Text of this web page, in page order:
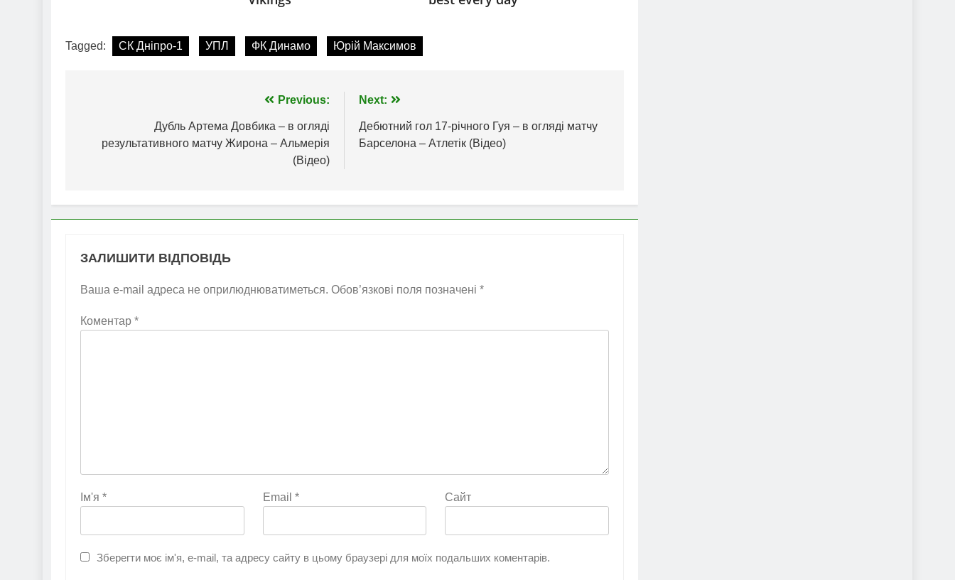
Tagged: СК Дніпро-1 УПЛ ФК Динамо Юрій Максимов
Previous:
Дубль Артема Довбика – в огляді
результативного матчу Жирона – Альмерія
(Відео)
Next:
Дебютний гол 17-річного Гуя – в огляді матчу
Барселона – Атлетік (Відео)
ЗАЛИШИТИ ВІДПОВІДЬ
Ваша e-mail адреса не оприлюднюватиметься. Обов’язкові поля позначені *
Коментар *
Ім'я * Email * Сайт
Зберегти моє ім'я, e-mail, та адресу сайту в цьому браузері для моїх подальших коментарів.